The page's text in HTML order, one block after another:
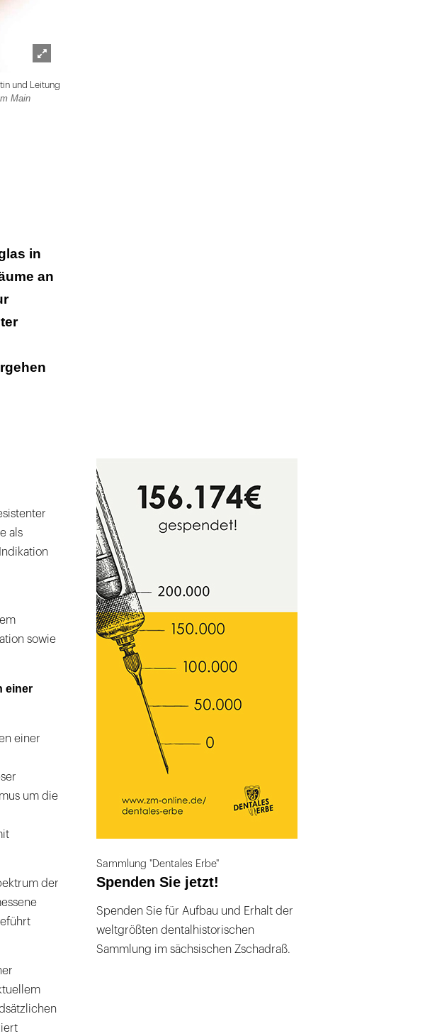
öffnen
und Leitung
Main
in
an
als
sowie
einer
einer
um die
der
Sammlung "Dentales Erbe"
Spenden Sie jetzt!
Spenden Sie für Aufbau und Erhalt der
weltgrößten dentalhistorischen
Sammlung im sächsischen Zschadraß.